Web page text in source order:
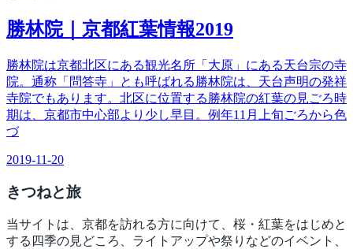
勝林院｜京都紅葉情報2019
勝林院は京都北区にある観光名所「大原」にある天台宗の寺
院。通称「問答寺」とも呼ばれる勝林院は、天台声明の発祥
寺院でもあります。北区に位置する勝林院の紅葉の見ごろ時
期は、京都市中心部より少し早目。例年11月上旬ごろから色
づ
2019-11-20
きつねと旅
当サイトは、京都を訪れる方に向けて、桜・紅葉をはじめと
する四季の見どころ、ライトアップや祭りなどのイベント、